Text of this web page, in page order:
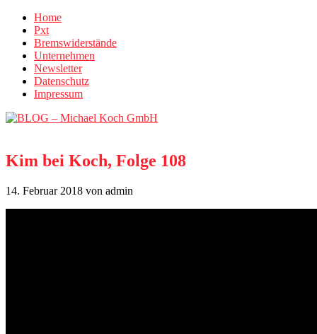
Home
Pxt
Bremswiderstände
Unternehmen
Newsletter
Datenschutz
Impressum
Kim bei Koch, Folge 108
14. Februar 2018 von admin